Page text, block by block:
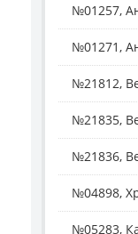
№01257,
№01271,
№21812,
№21835,
№21836,
№04898,
№05283,